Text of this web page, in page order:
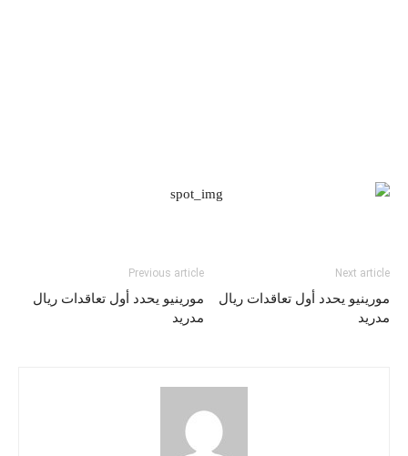
Previous article
مورينيو يحدد أول تعاقدات ريال
مدريد
Next article
مورينيو يحدد أول تعاقدات ريال
مدريد